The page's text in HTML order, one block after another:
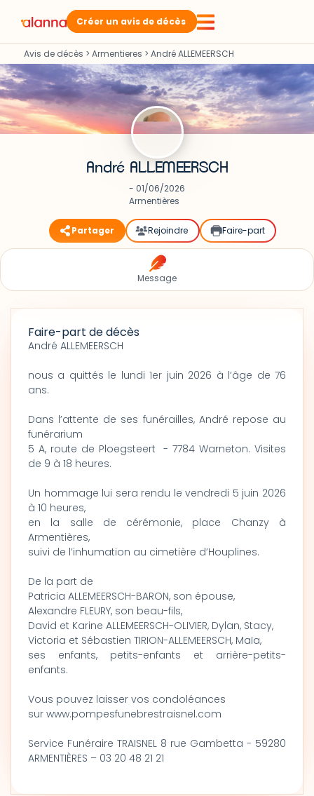
Créer un avis de décès
Avis de décès > Armentieres > André ALLEMEERSCH
André ALLEMEERSCH
- 01/06/2026
Armentières
Partager Rejoindre Faire-part
Message
Faire-part de décès
André ALLEMEERSCH
nous a quittés le lundi 1er juin 2026 à l’âge de 76
ans.
Dans l’attente de ses funérailles, André repose au
funérarium
5 A, route de Ploegsteert - 7784 Warneton. Visites
de 9 à 18 heures.
Un hommage lui sera rendu le vendredi 5 juin 2026
à 10 heures,
en la salle de cérémonie, place Chanzy à
Armentières,
suivi de l’inhumation au cimetière d’Houplines.
De la part de
Patricia ALLEMEERSCH-BARON, son épouse,
Alexandre FLEURY, son beau-fils,
David et Karine ALLEMEERSCH-OLIVIER, Dylan, Stacy,
Victoria et Sébastien TIRION-ALLEMEERSCH, Maïa,
ses enfants, petits-enfants et arrière-petits-
enfants.
Vous pouvez laisser vos condoléances
sur www.pompesfunebrestraisnel.com
Service Funéraire TRAISNEL 8 rue Gambetta - 59280
ARMENTIÈRES – 03 20 48 21 21